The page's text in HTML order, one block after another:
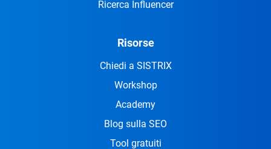
Ricerca Influencer
Risorse
Chiedi a SISTRIX
Workshop
Academy
Blog sulla SEO
Tool gratuiti